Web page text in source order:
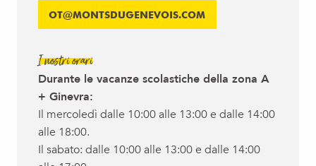
OT@MONTSDUGENEVOIS.COM
I nostri orari
Durante le vacanze scolastiche della zona A
+ Ginevra:
Il mercoledì dalle 10:00 alle 13:00 e dalle 14:00
alle 18:00.
Il sabato: dalle 10:00 alle 13:00 e dalle 14:00